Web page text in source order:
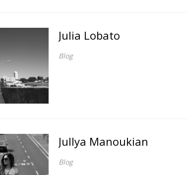
Julia Lobato
Blog
Jullya Manoukian
Blog